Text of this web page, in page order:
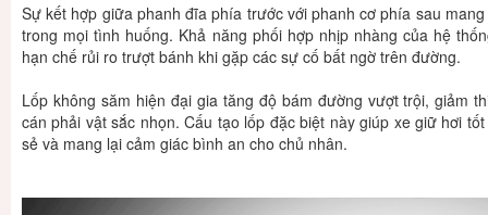
Sự kết hợp giữa phanh đĩa phía trước với phanh cơ phía sau
trong mọi tình huống. Khả năng phối hợp nhịp nhàng của hệ
hạn chế rủi ro trượt bánh khi gặp các sự cố bất ngờ trên đường.
Lốp không săm hiện đại gia tăng độ bám đường vượt trội, giảm
cán phải vật sắc nhọn. Cấu tạo lốp đặc biệt này giúp xe giữ hơi
sẻ và mang lại cảm giác bình an cho chủ nhân.